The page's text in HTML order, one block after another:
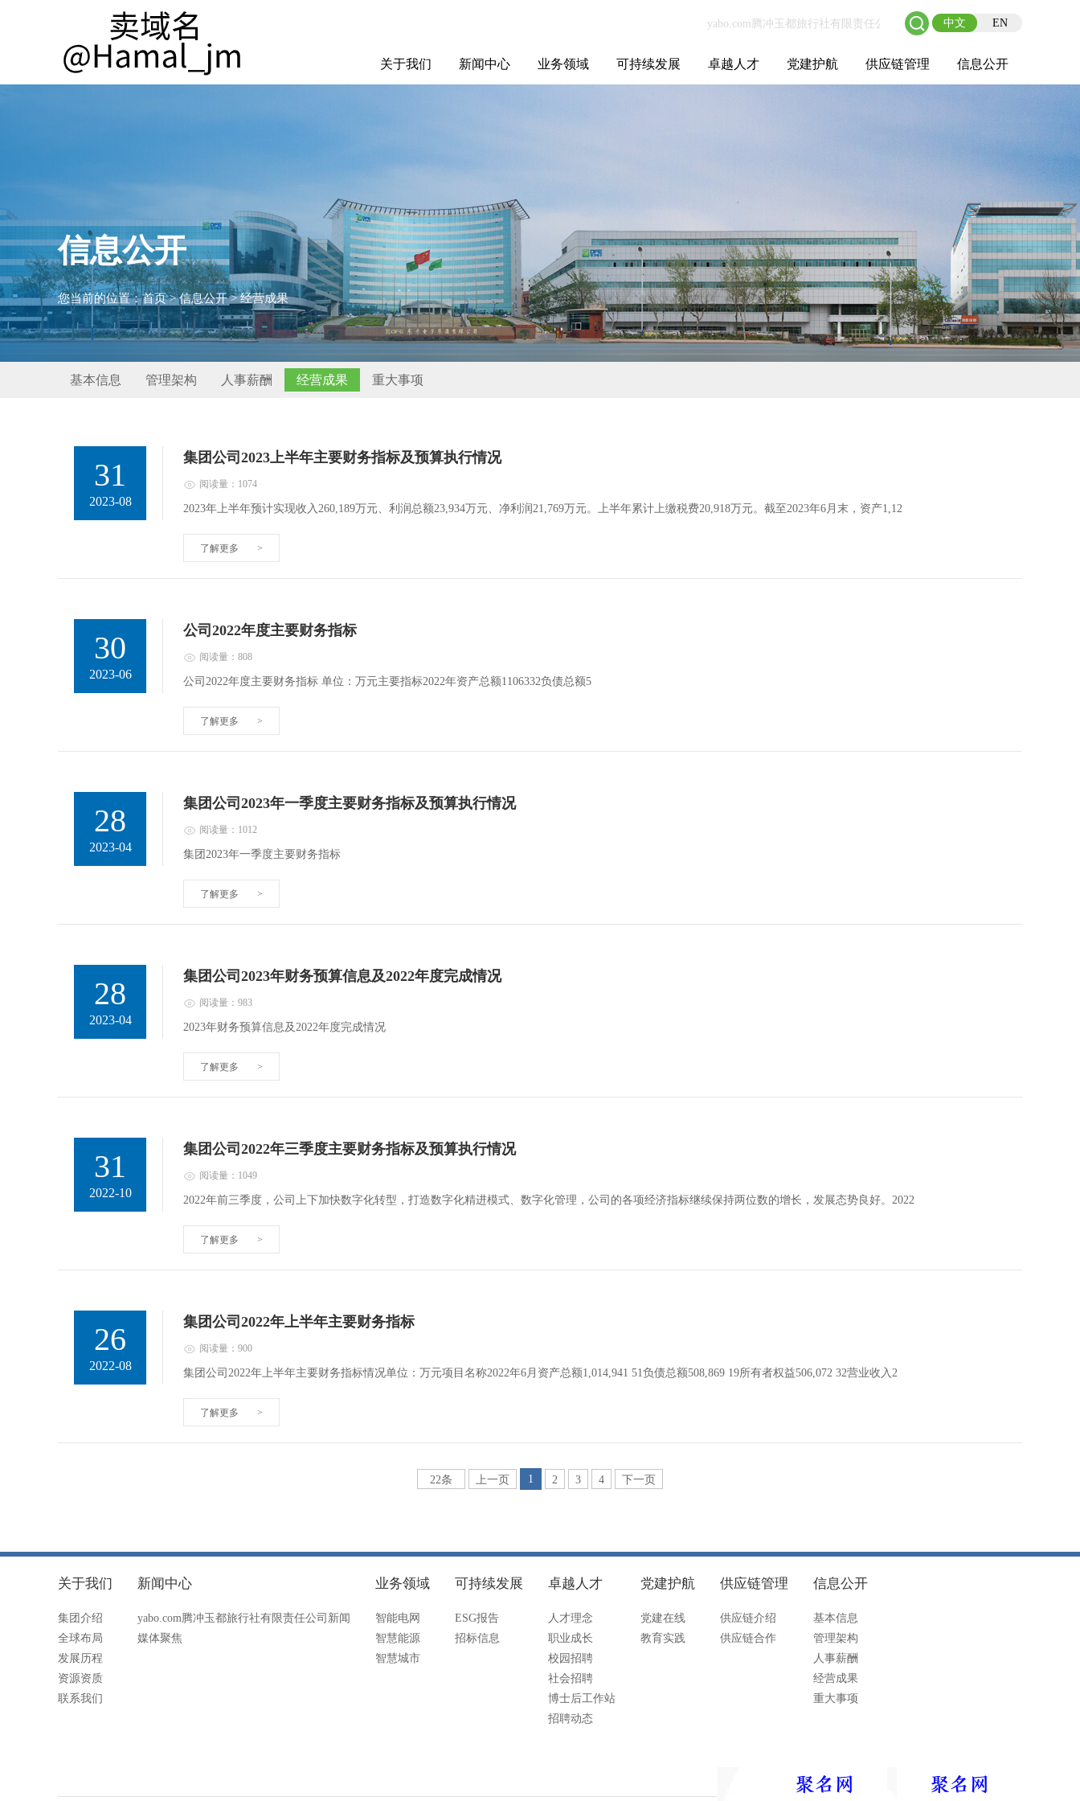
中文 EN
关于我们 新闻中心 业务领域 可持续发展 卓越人才 党建护航 供应链管理 信息公开
信息公开
您当前的位置：首页>信息公开>经营成果
基本信息 管理架构 人事薪酬 经营成果 重大事项
31
2023-08
集团公司2023上半年主要财务指标及预算执行情况
阅读量：1074
2023年上半年预计实现收入260,189万元、利润总额23,934万元、净利润21,769万元。上半年累计上缴税费20,918万元。截至2023年6月末，资产1,12
了解更多 >
30
2023-06
公司2022年度主要财务指标
阅读量：808
公司2022年度主要财务指标 单位：万元主要指标2022年资产总额1106332负债总额5
了解更多 >
28
2023-04
集团公司2023年一季度主要财务指标及预算执行情况
阅读量：1012
集团2023年一季度主要财务指标
了解更多 >
28
2023-04
集团公司2023年财务预算信息及2022年度完成情况
阅读量：983
2023年财务预算信息及2022年度完成情况
了解更多 >
31
2022-10
集团公司2022年三季度主要财务指标及预算执行情况
阅读量：1049
2022年前三季度，公司上下加快数字化转型，打造数字化精进模式、数字化管理，公司的各项经济指标继续保持两位数的增长，发展态势良好。2022
了解更多 >
26
2022-08
集团公司2022年上半年主要财务指标
阅读量：900
集团公司2022年上半年主要财务指标情况单位：万元项目名称2022年6月资产总额1,014,941 51负债总额508,869 19所有者权益506,072 32营业收入2
了解更多 >
22条 上一页 1 2 3 4 下一页
关于我们
集团介绍
全球布局
发展历程
资源资质
联系我们
新闻中心
yabo.com腾冲玉都旅行社有限责任公司新闻
媒体聚焦
业务领域
智能电网
智慧能源
智慧城市
可持续发展
ESG报告
招标信息
卓越人才
人才理念
职业成长
校园招聘
社会招聘
博士后工作站
招聘动态
党建护航
党建在线
教育实践
供应链管理
供应链介绍
供应链合作
信息公开
基本信息
管理架构
人事薪酬
经营成果
重大事项